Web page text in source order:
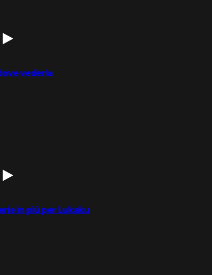
vederla
in più per Lukaku